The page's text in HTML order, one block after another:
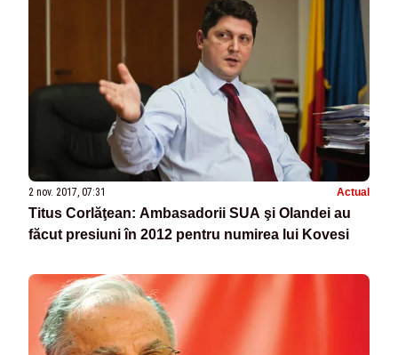
2 nov. 2017, 07:31 Actual
Titus Corlăţean: Ambasadorii SUA şi Olandei au
făcut presiuni în 2012 pentru numirea lui Kovesi